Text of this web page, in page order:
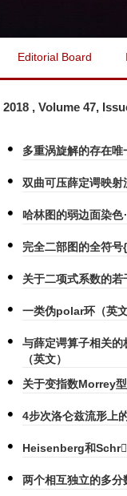
Editorial Board
2018 , Volume 47,
多重涡旋解的存在唯
双曲可压薛定谔映
哈林图的弱边面染色
完全二部图的全符
关于二项式系数的
一类伪polar环（英文
与薛定谔算子相关
（英文）
关于变指数Morrey
4步次洛仑兹流形上
Heisenberg和
两个相互独立的多